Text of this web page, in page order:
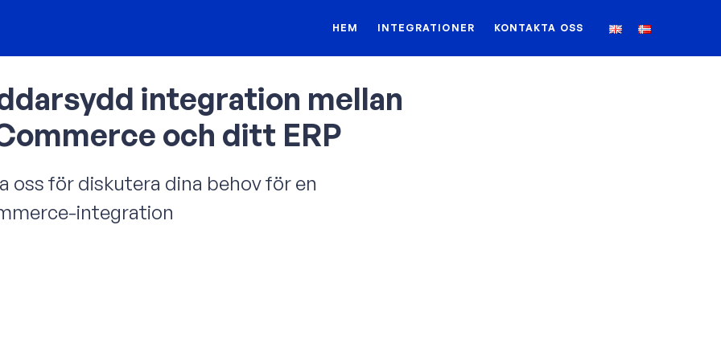
HEM INTEGRATIONER KONTAKTA OSS
integration mellan
och ditt ERP
oss för diskutera dina behov för en
integration